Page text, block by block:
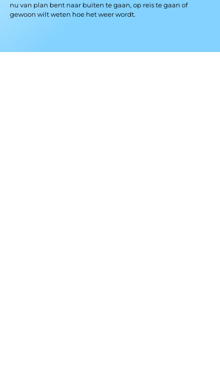
nu van plan bent naar buiten te gaan, op reis te gaan of
gewoon wilt weten hoe het weer wordt.